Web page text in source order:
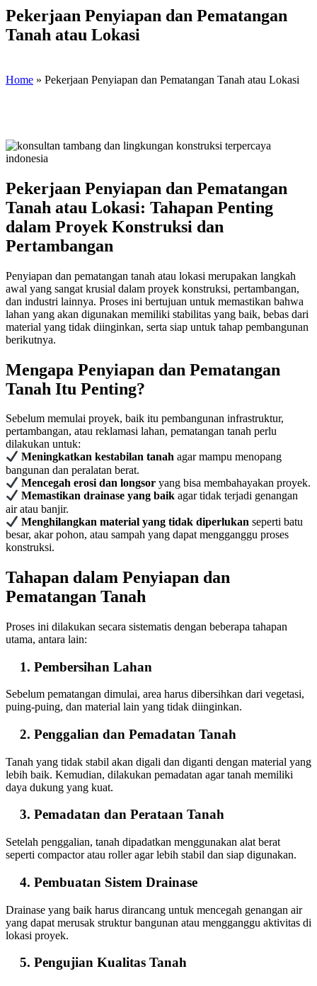
Home » Pekerjaan Penyiapan dan Pematangan Tanah atau Lokasi
Pekerjaan Penyiapan dan Pematangan
Tanah atau Lokasi
Pekerjaan Penyiapan dan Pematangan
Tanah atau Lokasi: Tahapan Penting
dalam Proyek Konstruksi dan
Pertambangan
Penyiapan dan pematangan tanah atau lokasi merupakan langkah
awal yang sangat krusial dalam proyek konstruksi, pertambangan,
dan industri lainnya. Proses ini bertujuan untuk memastikan bahwa
lahan yang akan digunakan memiliki stabilitas yang baik, bebas dari
material yang tidak diinginkan, serta siap untuk tahap pembangunan
berikutnya.
Mengapa Penyiapan dan Pematangan
Tanah Itu Penting?
Sebelum memulai proyek, baik itu pembangunan infrastruktur,
pertambangan, atau reklamasi lahan, pematangan tanah perlu
dilakukan untuk:
Meningkatkan kestabilan tanah agar mampu menopang
bangunan dan peralatan berat.
Mencegah erosi dan longsor yang bisa membahayakan proyek.
Memastikan drainase yang baik agar tidak terjadi genangan
air atau banjir.
Menghilangkan material yang tidak diperlukan seperti batu
besar, akar pohon, atau sampah yang dapat mengganggu proses
konstruksi.
Tahapan dalam Penyiapan dan
Pematangan Tanah
Proses ini dilakukan secara sistematis dengan beberapa tahapan
utama, antara lain:
Pembersihan Lahan
Sebelum pematangan dimulai, area harus dibersihkan dari vegetasi,
puing-puing, dan material lain yang tidak diinginkan.
Penggalian dan Pemadatan Tanah
Tanah yang tidak stabil akan digali dan diganti dengan material yang
lebih baik. Kemudian, dilakukan pemadatan agar tanah memiliki
daya dukung yang kuat.
Pemadatan dan Perataan Tanah
Setelah penggalian, tanah dipadatkan menggunakan alat berat
seperti compactor atau roller agar lebih stabil dan siap digunakan.
Pembuatan Sistem Drainase
Drainase yang baik harus dirancang untuk mencegah genangan air
yang dapat merusak struktur bangunan atau mengganggu aktivitas di
lokasi proyek.
Pengujian Kualitas Tanah